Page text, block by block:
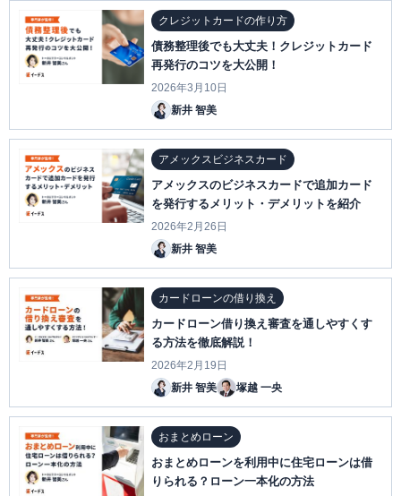
クレジットカードの作り方
債務整理後でも大丈夫！クレジットカード
再発行のコツを大公開！
2026年3月10日
新井 智美
アメックスビジネスカード
アメックスのビジネスカードで追加カード
を発行するメリット・デメリットを紹介
2026年2月26日
新井 智美
カードローンの借り換え
カードローン借り換え審査を通しやすくす
る方法を徹底解説！
2026年2月19日
新井 智美
塚越 一央
おまとめローン
おまとめローンを利用中に住宅ローンは借
りられる？ローン一本化の方法